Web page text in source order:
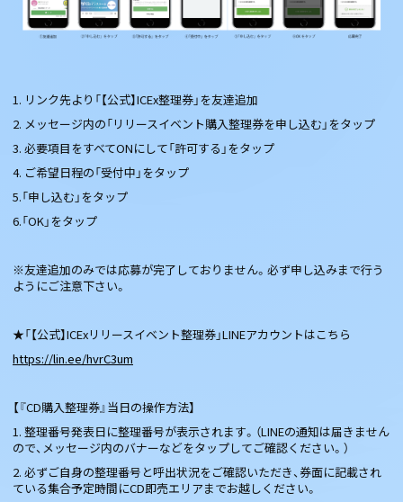
1. リンク先より「【公式】ICEx整理券」を友達追加
2. メッセージ内の「リリースイベント購入整理券を申し込む」をタップ
3. 必要項目をすべてONにして「許可する」をタップ
4. ご希望日程の「受付中」をタップ
5.「申し込む」をタップ
6.「OK」をタップ
※友達追加のみでは応募が完了しておりません。必ず申し込みまで行う
ようにご注意下さい。
★「【公式】ICExリリースイベント整理券」LINEアカウントはこちら
https://lin.ee/hvrC3um
【『CD購入整理券』当日の操作方法】
1. 整理番号発表日に整理番号が表示されます。（LINEの通知は届きません
ので、メッセージ内のバナーなどをタップしてご確認ください。）
2. 必ずご自身の整理番号と呼出状況をご確認いただき、券面に記載され
ている集合予定時間にCD即売エリアまでお越しください。